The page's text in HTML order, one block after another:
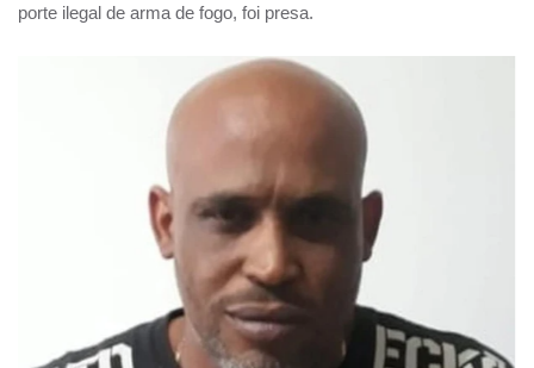
porte ilegal de arma de fogo, foi presa.